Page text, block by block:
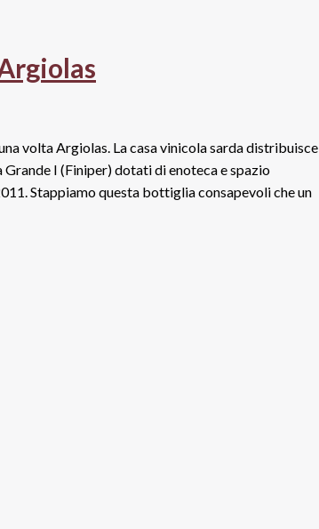
volta Argiolas. La casa vinicola sarda distribuisce
I (Finiper) dotati di enoteca e spazio
Stappiamo questa bottiglia consapevoli che un